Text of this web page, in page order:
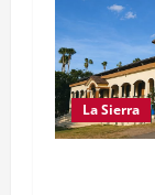
La Sierra